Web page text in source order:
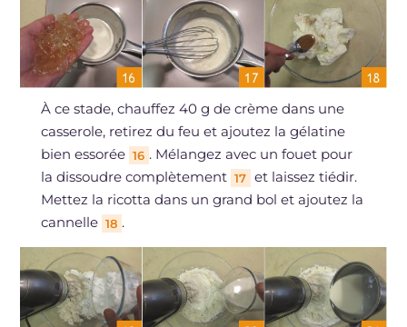
À ce stade, chauffez 40 g de crème dans une
casserole, retirez du feu et ajoutez la gélatine
bien essorée 16 . Mélangez avec un fouet pour
la dissoudre complètement 17 et laissez tiédir.
Mettez la ricotta dans un grand bol et ajoutez la
cannelle 18 .